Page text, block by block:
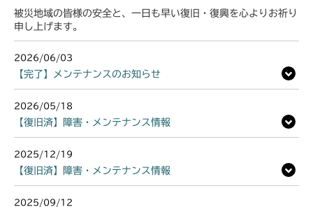
被災地域の皆様の安全と、一日も早い復旧・復興を心よりお祈り
申し上げます。
2026/06/03
【完了】メンテナンスのお知らせ
2026/05/18
【復旧済】障害・メンテナンス情報
2025/12/19
【復旧済】障害・メンテナンス情報
2025/09/12